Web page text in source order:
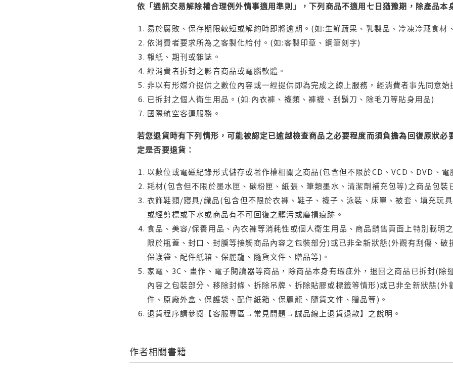
依「通訊交易解除權合理例外情事適用準則」，下列商品不適用七日猶豫期，除產品本
易於腐敗、保存期限較短或解約時即將逾期。(如:生鮮蔬果、乳製品、冷凍冷藏食材
依消費者要求所為之客製化給付。(如:客製印章、鋼筆刻字)
報紙、期刊或雜誌。
經消費者拆封之影音商品或電腦軟體。
非以有形媒介提供之數位內容或一經提供即為完成之線上服務，經消費者事先同意
已拆封之個人衛生用品。(如:內衣褲、襪類、褲襪、刮鬍刀、除毛刀等貼身用品)
國際航空客運服務。
若您退貨時有下列情形，可能被認定已逾越檢查商品之必要程度而須負擔為回復原狀
定是否要退貨：
以數位或電磁紀錄形式儲存或著作權相關之商品(包含但不限於CD、VCD、DVD、
耗材(包含但不限於墨水匣、碳粉匣、紙張、筆類墨水、清潔劑補充包等)之商品包
衣飾鞋類/寢具/織品(包含但不限於衣褲、鞋子、襪子、泳裝、床單、被套、填充玩
或經剪標或下水或商品有不可回復之髒污或磨損痕跡。
食品、美容/保養用品、內衣褲等消耗性或個人衛生用品、商品銷售頁面上特別載明
限於瓶蓋、封口、封膜等接觸商品內容之包裝部分)或已非全新狀態(外觀有刮傷、
保護袋、配件紙箱、保麗龍、隨貨文件、贈品等)。
家電、3C、畫作、電子閱讀器等商品，除商品本身有瑕疵外，退回之商品已拆封(
內容之包裝部分、移除封條、拆除吊牌、拆除貼膠或標籤等情形)或已非全新狀態(
件、原廠外盒、保護袋、配件紙箱、保麗龍、隨貨文件、贈品等)。
退貨程序請參閱【客服專區→常見問題→誠品線上退貨退款】之說明。
作者相關書籍